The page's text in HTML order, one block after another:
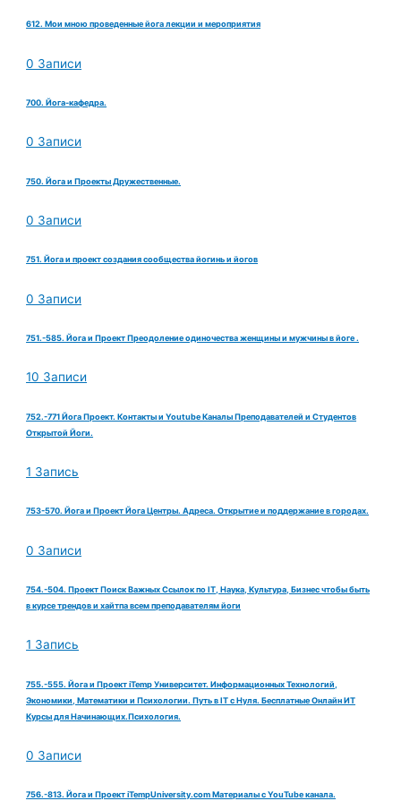
612. Мои мною проведенные йога лекции и мероприятия
0 Записи
700. Йога-кафедра.
0 Записи
750. Йога и Проекты Дружественные.
0 Записи
751. Йога и проект создания сообщества йогинь и йогов
0 Записи
751.-585. Йога и Проект Преодоление одиночества женщины и мужчины в йоге .
10 Записи
752.-771 Йога Проект. Контакты и Youtube Каналы Преподавателей и Студентов
Открытой Йоги.
1 Запись
753-570. Йога и Проект Йога Центры. Адреса. Открытие и поддержание в городах.
0 Записи
754.-504. Проект Поиск Важных Ссылок по IT, Наука, Культура, Бизнес чтобы быть
в курсе трендов и хайтпа всем преподавателям йоги
1 Запись
755.-555. Йога и Проект iTemp Университет. Информационных Технологий,
Экономики, Математики и Психологии. Путь в IT с Нуля. Бесплатные Онлайн ИТ
Курсы для Начинающих.Психология.
0 Записи
756.-813. Йога и Проект iTempUniversity.com Материалы с YouTube канала.